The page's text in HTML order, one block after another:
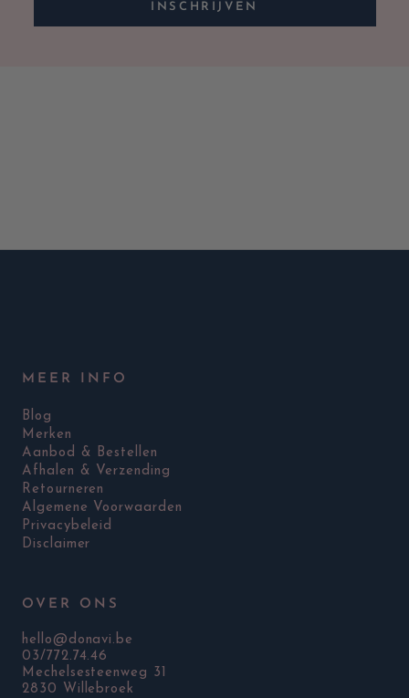
INSCHRIJVEN
MEER INFO
Blog
Merken
Aanbod & Bestellen
Afhalen & Verzending
Retourneren
Algemene Voorwaarden
Privacybeleid
Disclaimer
OVER ONS
hello@donavi.be
03/772.74.46
Mechelsesteenweg 31
2830 Willebroek